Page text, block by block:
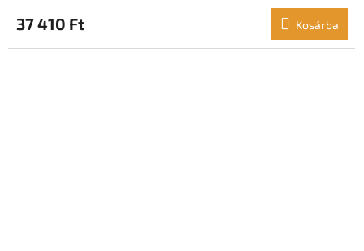
37 410 Ft Kosárba